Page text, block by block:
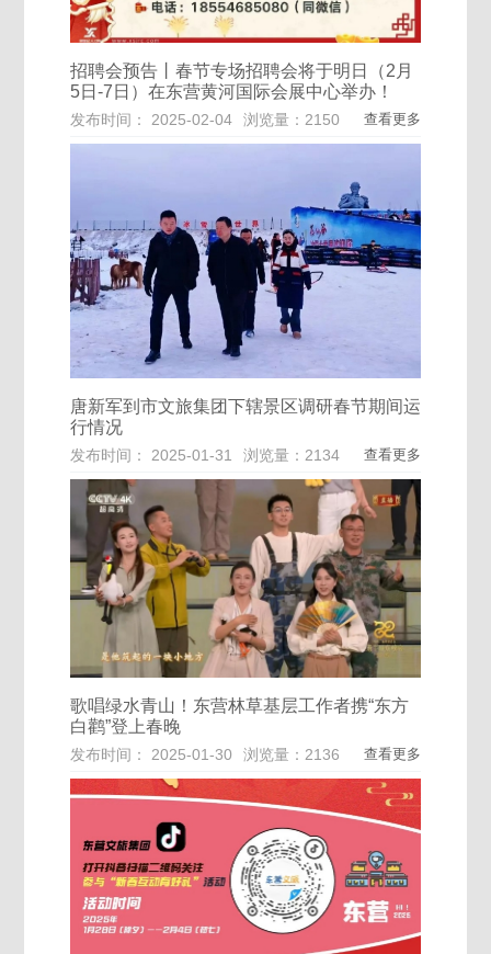
招聘会预告丨春节专场招聘会将于明日（2月
5日-7日）在东营黄河国际会展中心举办！
发布时间： 2025-02-04 浏览量：2150 查看更多
唐新军到市文旅集团下辖景区调研春节期间运
行情况
发布时间： 2025-01-31 浏览量：2134 查看更多
歌唱绿水青山！东营林草基层工作者携“东方
白鹳”登上春晚
发布时间： 2025-01-30 浏览量：2136 查看更多